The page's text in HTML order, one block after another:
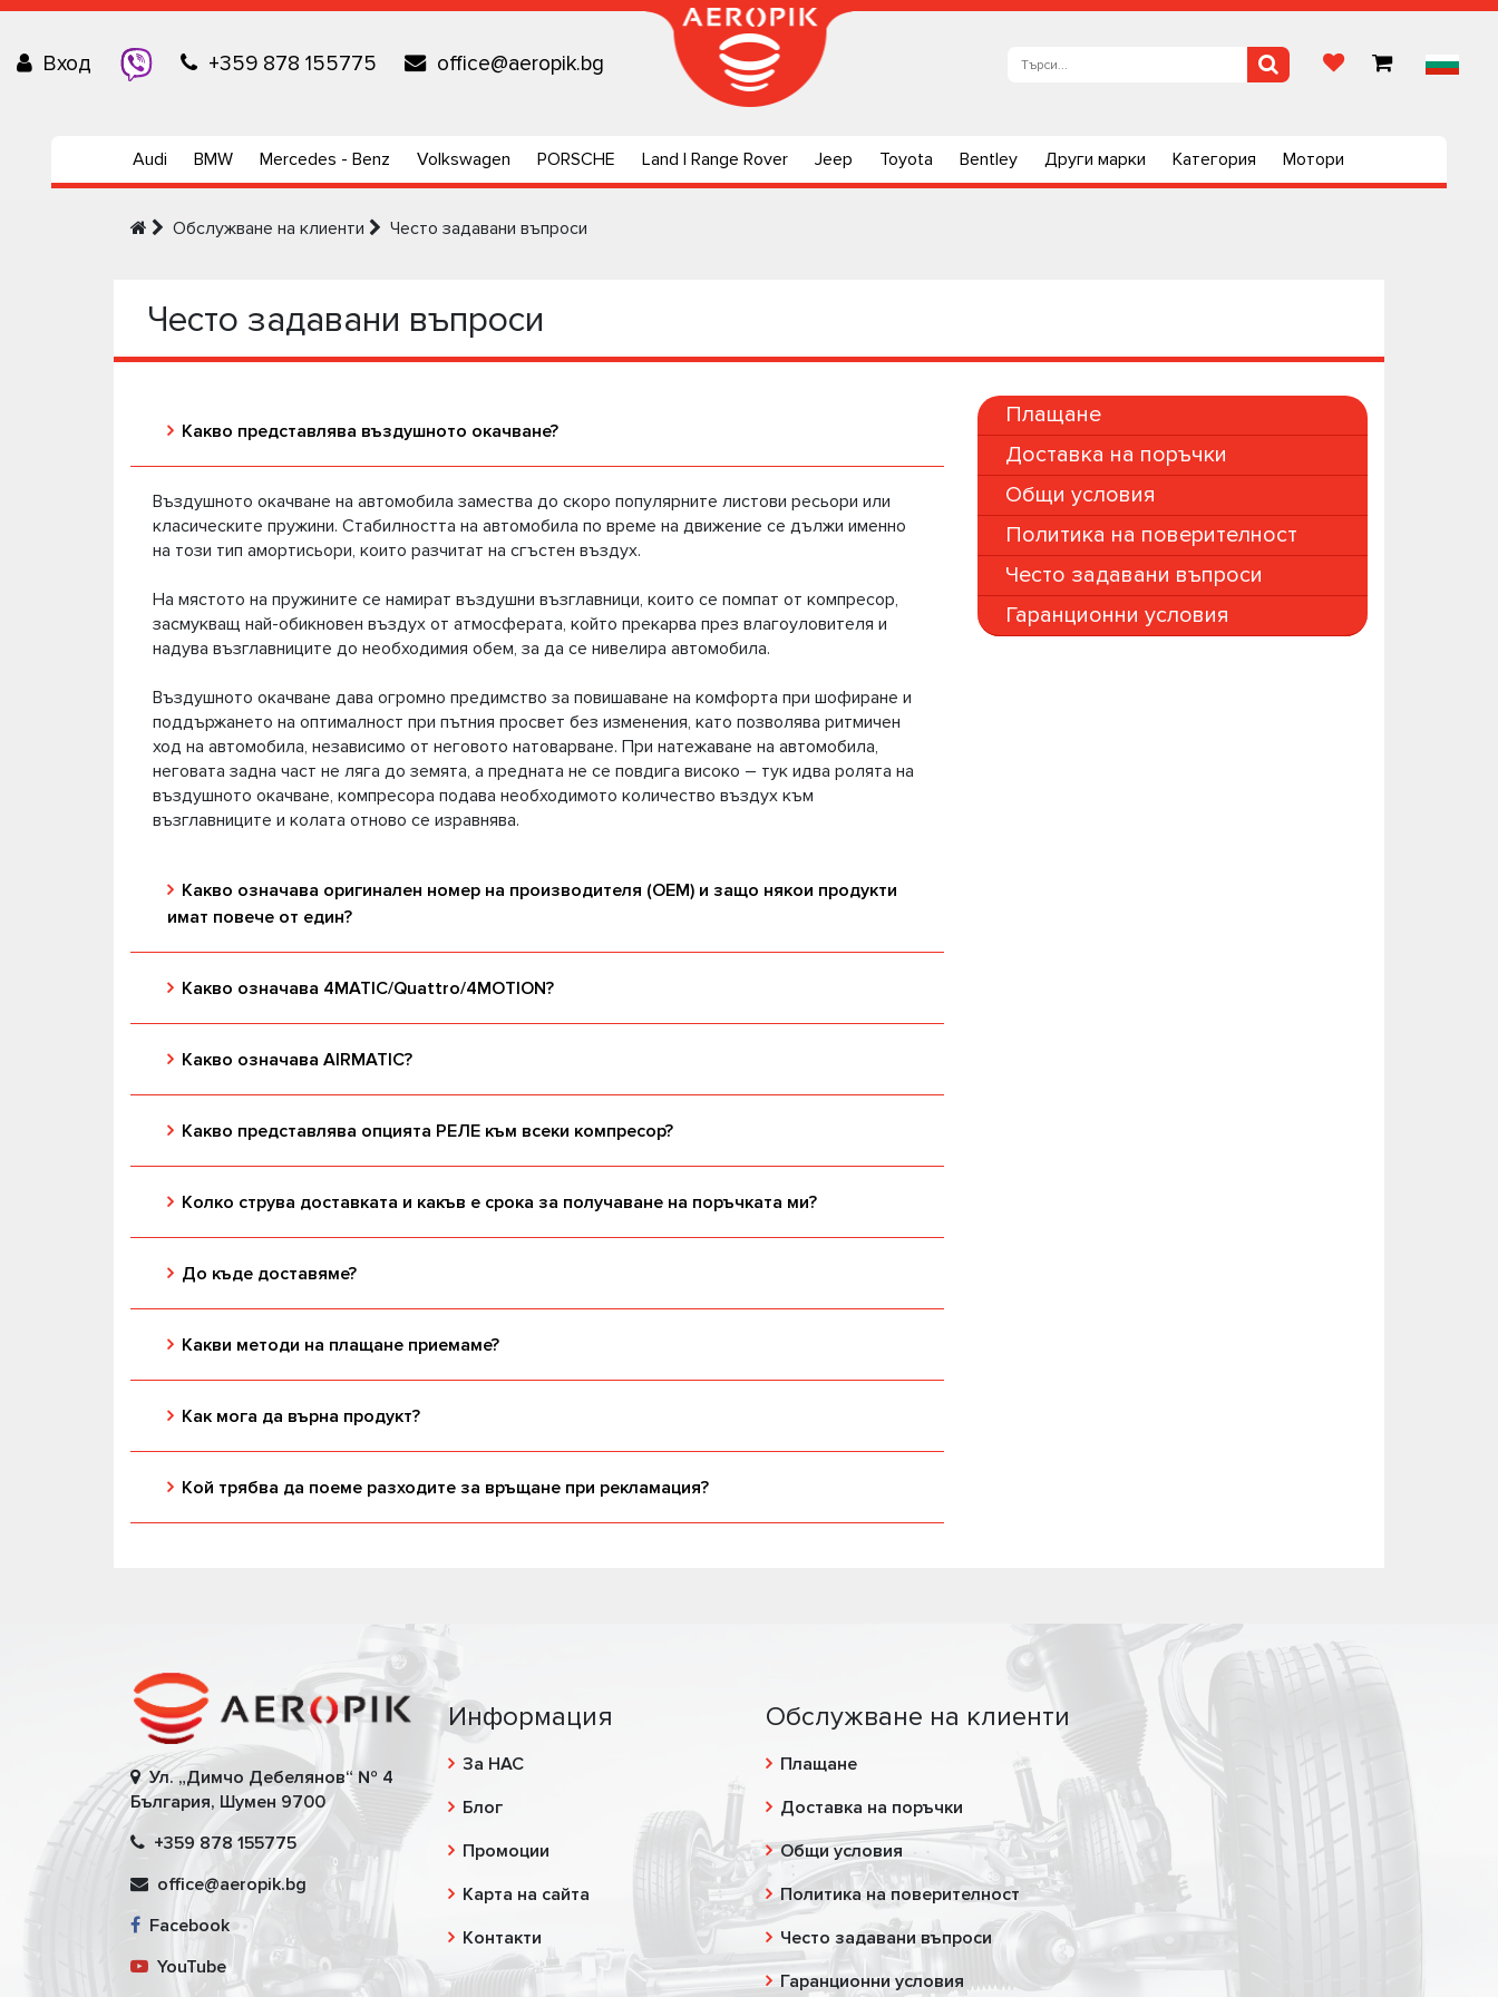
Вход +359 878 155775 office@aeropik.bg
Audi BMW Mercedes - Benz Volkswagen PORSCHE Land | Range Rover Jeep Toyota Bentley Други марки Категория Мотори
Обслужване на клиенти Често задавани въпроси
Често задавани въпроси
Какво представлява въздушното окачване?
Въздушното окачване на автомобила замества до скоро популярните листови ресьори или
класическите пружини. Стабилността на автомобила по време на движение се дължи именно
на този тип амортисьори, които разчитат на сгъстен въздух.
На мястото на пружините се намират въздушни възглавници, които се помпат от компресор,
засмукващ най-обикновен въздух от атмосферата, който прекарва през влагоуловителя и
надува възглавниците до необходимия обем, за да се нивелира автомобила.
Въздушното окачване дава огромно предимство за повишаване на комфорта при шофиране и
поддържането на оптималност при пътния просвет без изменения, като позволява ритмичен
ход на автомобила, независимо от неговото натоварване. При натежаване на автомобила,
неговата задна част не ляга до земята, а предната не се повдига високо – тук идва ролята на
въздушното окачване, компресора подава необходимото количество въздух към
възглавниците и колата отново се изравнява.
Какво означава оригинален номер на производителя (OEM) и защо някои продукти
имат повече от един?
Какво означава 4MATIC/Quattro/4MOTION?
Какво означава AIRMATIC?
Какво представлява опцията РЕЛЕ към всеки компресор?
Колко струва доставката и какъв е срока за получаване на поръчката ми?
До къде доставяме?
Какви методи на плащане приемаме?
Как мога да върна продукт?
Кой трябва да поеме разходите за връщане при рекламация?
Плащане
Доставка на поръчки
Общи условия
Политика на поверителност
Често задавани въпроси
Гаранционни условия
Ул. „Димчо Дебелянов“ № 4
България, Шумен 9700
+359 878 155775
office@aeropik.bg
Facebook
YouTube
Информация
За НАС
Блог
Промоции
Карта на сайта
Контакти
Обслужване на клиенти
Плащане
Доставка на поръчки
Общи условия
Политика на поверителност
Често задавани въпроси
Гаранционни условия